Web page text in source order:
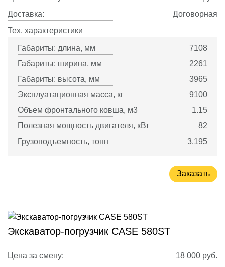
Доставка:
Договорная
Тех. характеристики
Габариты: длина, мм
7108
Габариты: ширина, мм
2261
Габариты: высота, мм
3965
Эксплуатационная масса, кг
9100
Объем фронтального ковша, м3
1.15
Полезная мощность двигателя, кВт
82
Грузоподъемность, тонн
3.195
Заказать
Экскаватор-погрузчик CASE 580ST
Цена за смену: 18 000 руб.